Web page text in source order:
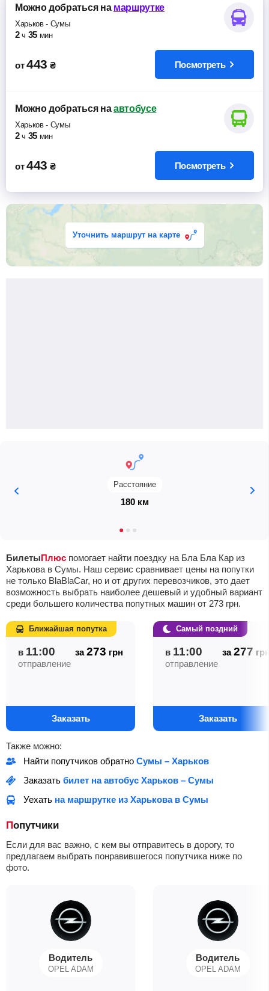
Можно добратьсяна маршрутке
Харьков- Сумы
2 ч 35 мин
от 443 ₴ Посмотреть
Можно добратьсяна автобусе
Харьков- Сумы
2 ч 35 мин
от 443 ₴ Посмотреть
Уточнить маршрут на карте
Расстояние
180 км
БилетыПлюс помогает найти поездку на Бла Бла Кар из
Харькова в Сумы. Наш сервис сравнивает цены на попутки
не только BlaBlaCar, но и от других перевозчиков, это дает
возможность выбрать наиболее дешевый и удобный вариант
среди большего количества попутных машин от 273 грн.
в 11:00 за273 грн
отправление
Заказать
Ближайшая попутка
в 11:00 за277
отправление
Заказать
Самый поздний
Также можно:
Найти попутчиков обратно Сумы – Харьков
Заказать билет на автобус Харьков – Сумы
Уехать на маршрутке из Харькова в Сумы
Попутчики
Если для вас важно, с кем вы отправитесь в дорогу, то
предлагаем выбрать понравившегося попутчика ниже по
фото.
Водитель
OPEL ADAM
Водитель
OPEL ADAM